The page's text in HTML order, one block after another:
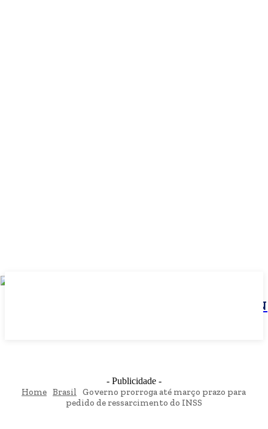
JBN
- Publicidade -
Home Brasil
Governo prorroga até março prazo para
pedido de ressarcimento do INSS